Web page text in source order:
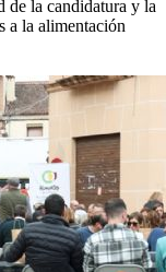
de la candidatura y la
a la alimentación